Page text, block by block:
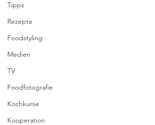
Tipps
Rezepte
Foodstyling
Medien
TV
Foodfotografie
Kochkurse
Kooperation